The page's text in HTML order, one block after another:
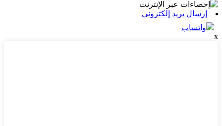
إرسال بريد إلكتروني
واتساب
x